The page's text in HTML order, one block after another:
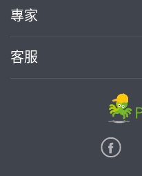
專家
客服